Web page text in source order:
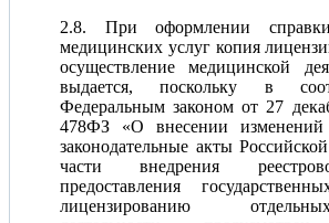
2.8. При оформлении
медицинских услуг копия
осуществление медицинской
выдается, поскольку в
Федеральным законом от 27
478ФЗ «О внесении изменений
законодательные акты
части внедрения
предоставления
лицензированию